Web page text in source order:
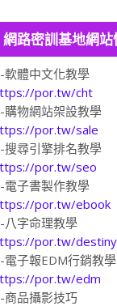
網路密訓基地網
軟體中文化教學
por.tw/cht
購物網站架設教學
por.tw/sale
搜尋引擎排名教學
por.tw/seo
電子書製作教學
por.tw/ebook
八字命理教學
por.tw/destiny
電子報EDM行銷教學
por.tw/edm
商品攝影技巧